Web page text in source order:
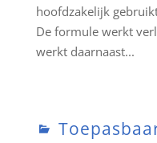
hoofdzakelijk
De formule werkt
werkt daarnaast...